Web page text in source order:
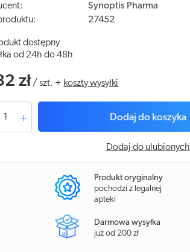
Synoptis Pharma
27452
dostępny
od 24h do 48h
zł /szt. + koszty wysyłki
Dodaj do koszyka
Dodaj do ulubionych
Produkt oryginalny
pochodzi z legalnej
apteki
Darmowa wysyłka
już od 200 zł